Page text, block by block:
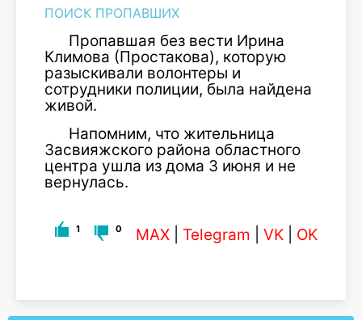
ПОИСК ПРОПАВШИХ
Пропавшая без вести Ирина
Климова (Простакова), которую
разыскивали волонтеры и
сотрудники полиции, была найдена
живой.
Напомним, что жительница
Засвияжского района областного
центра ушла из дома 3 июня и не
вернулась.
1 0 MAX Telegram VK OK